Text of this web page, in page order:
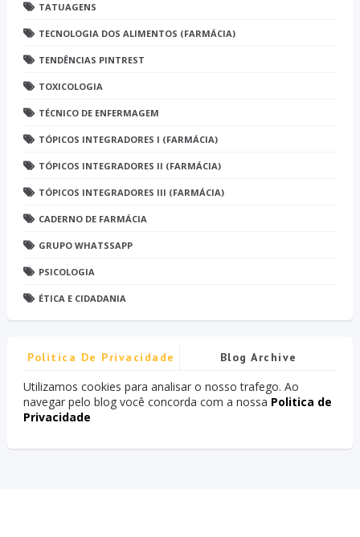
TATUAGENS
TECNOLOGIA DOS ALIMENTOS (FARMÁCIA)
TENDÊNCIAS PINTREST
TOXICOLOGIA
TÉCNICO DE ENFERMAGEM
TÓPICOS INTEGRADORES I (FARMÁCIA)
TÓPICOS INTEGRADORES II (FARMÁCIA)
TÓPICOS INTEGRADORES III (FARMÁCIA)
CADERNO DE FARMÁCIA
GRUPO WHATSSAPP
PSICOLOGIA
ÉTICA E CIDADANIA
Politica De Privacidade Blog Archive
Utilizamos cookies para analisar o nosso trafego. Ao
navegar pelo blog você concorda com a nossa Politica de
Privacidade